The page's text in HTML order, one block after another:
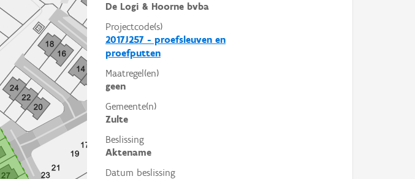
De Logi & Hoorne bvba
Projectcode(s)
2017J257 - proefsleuven en
proefputten
Maatregel(en)
geen
Gemeente(n)
Zulte
Beslissing
Aktename
Datum beslissing